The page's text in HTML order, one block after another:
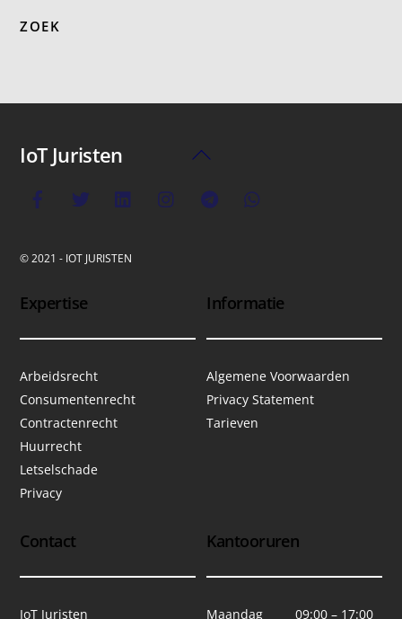
ZOEK
Back
Top
IoT Juristen
© 2021 - IOT JURISTEN
Expertise
Arbeidsrecht
Consumentenrecht
Contractenrecht
Huurrecht
Letselschade
Privacy
Informatie
Algemene Voorwaarden
Privacy Statement
Tarieven
Contact
IoT Juristen
Kantooruren
Maandag 09:00 – 17:00